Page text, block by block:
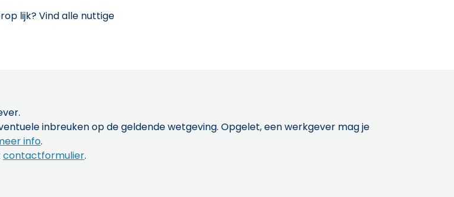
lijk? Vind alle nuttige
inbreuken op de geldende wetgeving. Opgelet, een werkgever mag je
info.
contactformulier.